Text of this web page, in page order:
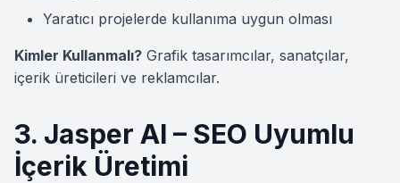
Yaratıcı projelerde kullanıma uygun olması
Kimler Kullanmalı? Grafik tasarımcılar, sanatçılar,
içerik üreticileri ve reklamcılar.
3. Jasper AI – SEO Uyumlu
İçerik Üretimi